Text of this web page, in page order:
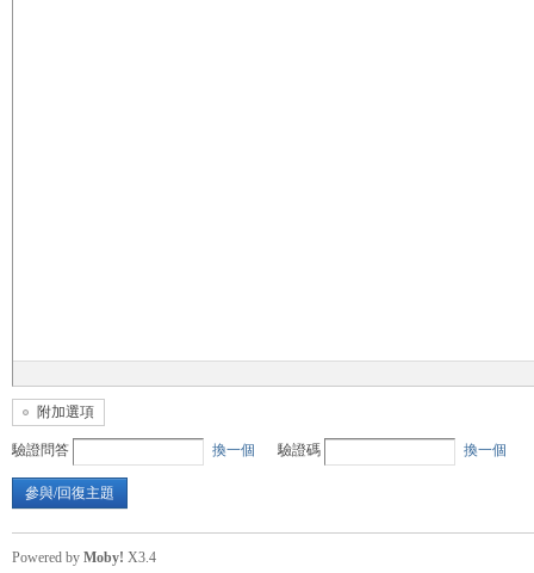
精
附加選項
驗證問答 換一個 驗證碼 換一個
參與/回復主題
Powered by Moby! X3.4